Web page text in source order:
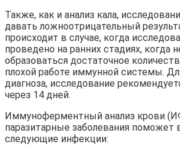
Также, как и анализ кала,
давать ложноотрицательный
происходит в случае, когда
проведено на ранних стадиях, когда
образоваться достаточное
плохой работе иммунной системы.
диагноза, исследование
через 14 дней.
Иммуноферментный анализ крови
паразитарные заболевания поможет
следующие инфекции: